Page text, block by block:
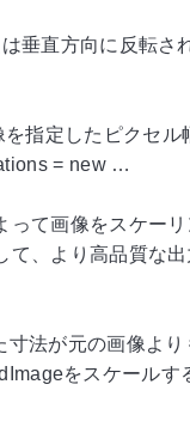
垂直方向に反転さ
指定したピクセル
= new …
って画像をスケー
、より高品質な出
法が元の画像よ
をスケールす